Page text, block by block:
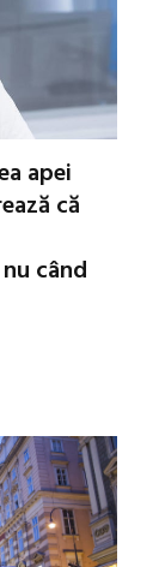
apei
că
când